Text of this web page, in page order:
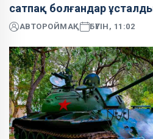
сатпақ болғандар
АВТОРОЙМАҚ БҮГІН, 11:02